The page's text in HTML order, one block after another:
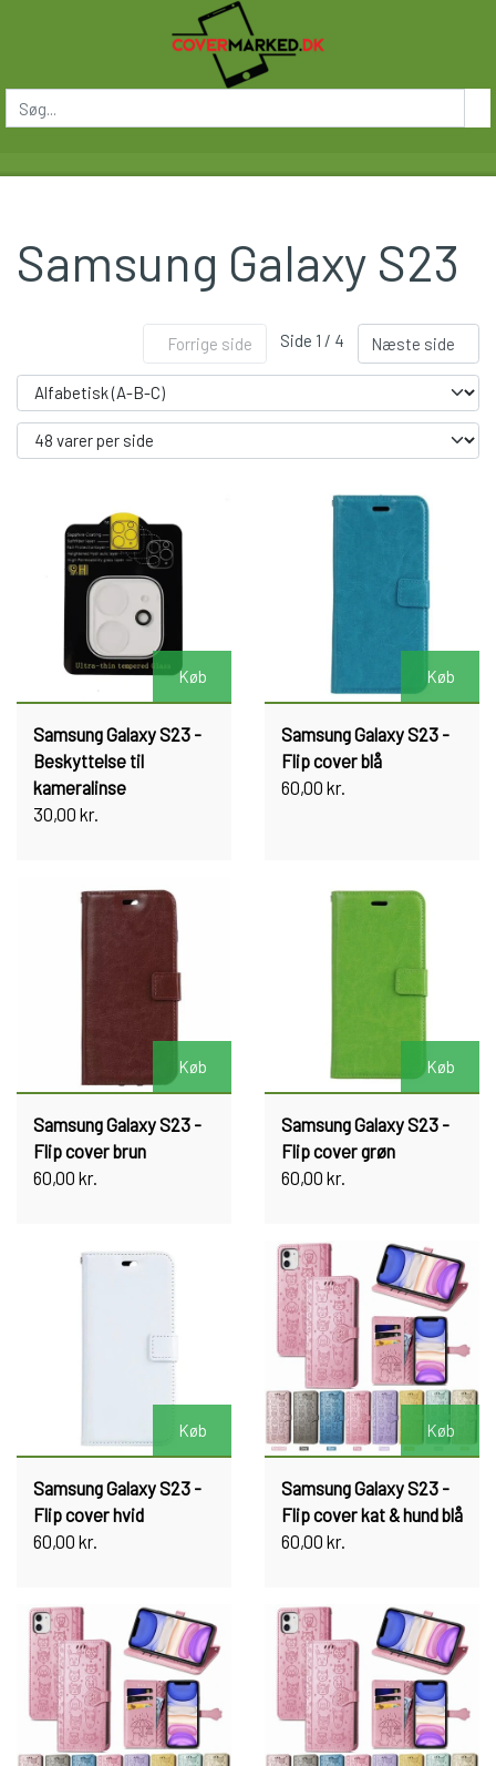
Samsung Galaxy S23
Forrige side Side 1 / 4 Næste side
Køb
Samsung Galaxy S23 -
Beskyttelse til
kameralinse
30,00 kr.
Køb
Samsung Galaxy S23 -
Flip cover blå
60,00 kr.
Køb
Samsung Galaxy S23 -
Flip cover brun
60,00 kr.
Køb
Samsung Galaxy S23 -
Flip cover grøn
60,00 kr.
Køb
Samsung Galaxy S23 -
Flip cover hvid
60,00 kr.
Køb
Samsung Galaxy S23 -
Flip cover kat & hund blå
60,00 kr.